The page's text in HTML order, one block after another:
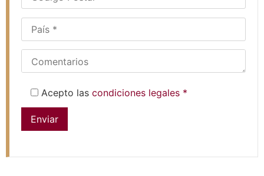
Acepto las condiciones legales *